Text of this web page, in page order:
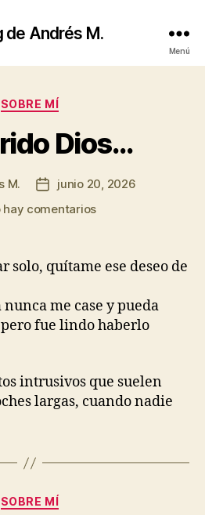
de Andrés M.
Menú
Categorías
SOBRE MÍ
Dios…
M.
Fechajunio 20, 2026
hay comentariosen
solo, quítame ese deseo de
me case y pueda
fue lindo haberlo
intrusivos que suelen
largas, cuando nadie
Categorías
SOBRE MÍ